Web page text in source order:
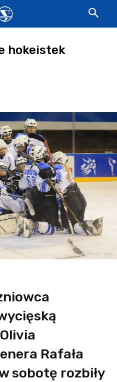
hokeistek
Rafała
sobotę rozbiły